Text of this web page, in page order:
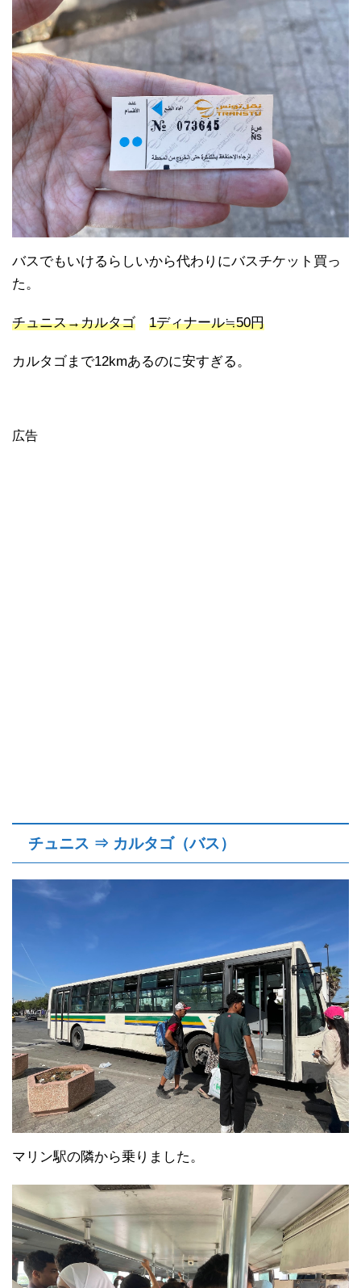
バスでもいけるらしいから代わりにバスチケット買っ
た。
チュニス→カルタゴ 1ディナール≒50円
カルタゴまで12kmあるのに安すぎる。
広告
チュニス ⇒ カルタゴ（バス）
マリン駅の隣から乗りました。